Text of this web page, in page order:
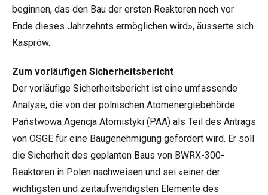
beginnen, das den Bau der ersten Reaktoren noch vor
Ende dieses Jahrzehnts ermöglichen wird», äusserte sich
Kasprów.
Zum vorläufigen Sicherheitsbericht
Der vorläufige Sicherheitsbericht ist eine umfassende
Analyse, die von der polnischen Atomenergiebehörde
Państwowa Agencja Atomistyki (PAA) als Teil des Antrags
von OSGE für eine Baugenehmigung gefordert wird. Er soll
die Sicherheit des geplanten Baus von BWRX-300-
Reaktoren in Polen nachweisen und sei «einer der
wichtigsten und zeitaufwendigsten Elemente des